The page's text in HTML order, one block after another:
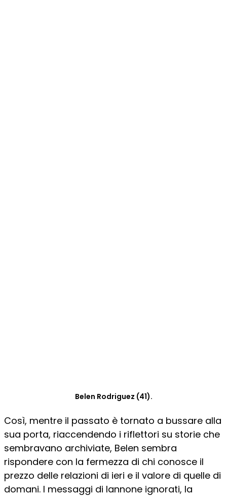
Belen Rodriguez (41).
Così, mentre il passato è tornato a bussare alla
sua porta, riaccendendo i riflettori su storie che
sembravano archiviate, Belen sembra
rispondere con la fermezza di chi conosce il
prezzo delle relazioni di ieri e il valore di quelle di
domani. I messaggi di Iannone ignorati, la